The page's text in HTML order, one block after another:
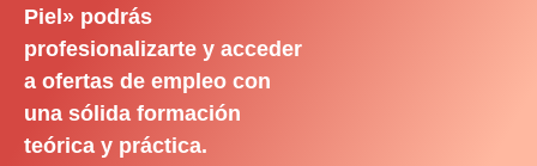
Piel» podrás
profesionalizarte y acceder
a ofertas de empleo con
una sólida formación
teórica y práctica.